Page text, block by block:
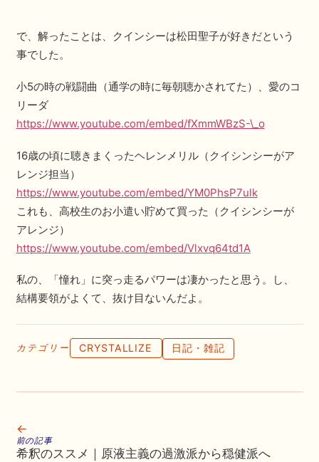
で、解ったことは、クインシーは松田聖子が好きだという
事でした。
小5の時の戦闘曲（通学の時に毎朝聴かされてた）、愛のコ
リーダ
https://www.youtube.com/embed/fXmmWBzS-\_o
16歳の頃に聴きまくったヘレンメリル（クイシンシーがア
レンジ担当）
https://www.youtube.com/embed/YM0PhsP7ulk
これも、高校生のお小遣い貯めて買った（クイシンシーが
アレンジ）
https://www.youtube.com/embed/Vlxvq64td1A
私の、「憧れ」に突っ走るパワーは凄かったと思う。し、
結構要領がよくて、抜け目ないんだよ。
カテゴリー CRYSTALLIZE 日記・雑記
←
前の記事
希釈のススメ｜原液主義の過激派から穏健派へ